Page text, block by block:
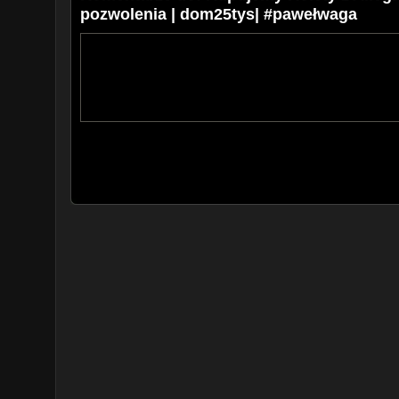
pozwolenia | dom25tys| #pawełwaga